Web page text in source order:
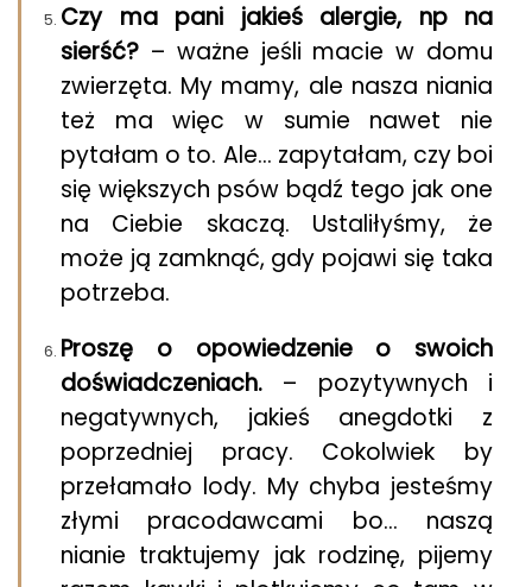
Czy ma pani jakieś alergie, np na
sierść? – ważne jeśli macie w domu
zwierzęta. My mamy, ale nasza niania
też ma więc w sumie nawet nie
pytałam o to. Ale… zapytałam, czy boi
się większych psów bądź tego jak one
na Ciebie skaczą. Ustaliłyśmy, że
może ją zamknąć, gdy pojawi się taka
potrzeba.
Proszę o opowiedzenie o swoich
doświadczeniach. – pozytywnych i
negatywnych, jakieś anegdotki z
poprzedniej pracy. Cokolwiek by
przełamało lody. My chyba jesteśmy
złymi pracodawcami bo… naszą
nianie traktujemy jak rodzinę, pijemy